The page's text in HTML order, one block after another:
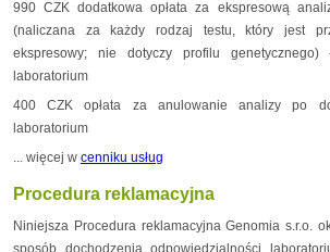
990 CZK dodatkowa opłata za ekspresową
(naliczana za każdy rodzaj testu, który jest
ekspresowy; nie dotyczy profilu
laboratorium
400 CZK opłata za anulowanie analizy po
laboratorium
... więcej w cenniku usług
Procedura reklamacyjna
Niniejsza Procedura reklamacyjna Genomia s.r.o.
sposób dochodzenia odpowiedzialności